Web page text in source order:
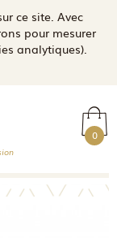
ce site. Avec
pour mesurer
analytiques).
0